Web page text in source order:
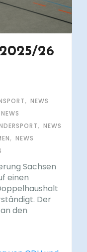
26
, NEWS
NEWS
, NEWS
, NEWS
Sachsen
einen
Der
den